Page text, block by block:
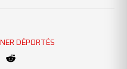
DÉPORTÉS